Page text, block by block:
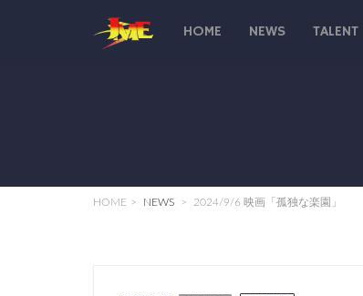
HOME NEWS TALENT
HOME NEWS 2024/9/6 映画「孤独な楽園」